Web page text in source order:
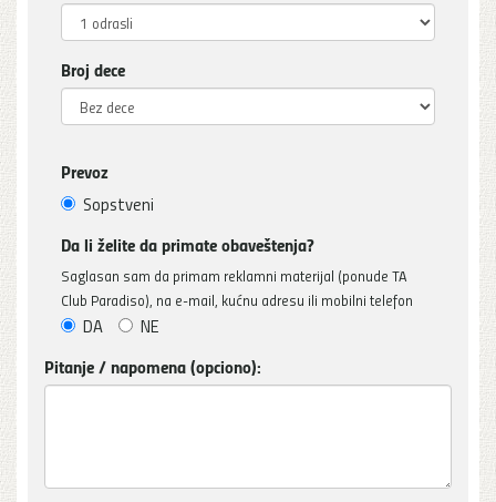
Broj dece
Prevoz
Sopstveni
Da li želite da primate obaveštenja?
Saglasan sam da primam reklamni materijal (ponude TA
Club Paradiso), na e-mail, kućnu adresu ili mobilni telefon
DA NE
Pitanje / napomena (opciono):